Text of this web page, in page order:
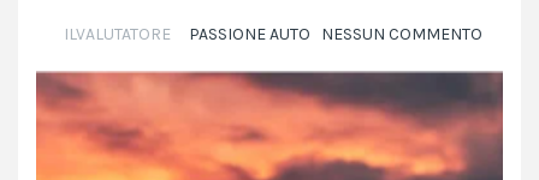
ILVALUTATORE PASSIONE AUTO NESSUN COMMENTO